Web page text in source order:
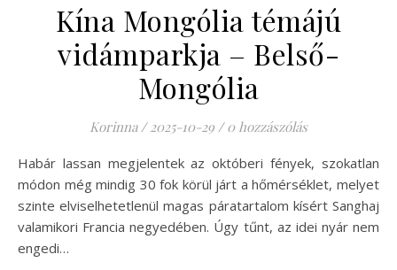
Kína Mongólia témájú
vidámparkja – Belső-
Mongólia
Korinna / 2025-10-29 / 0 hozzászólás
Habár lassan megjelentek az októberi fények, szokatlan
módon még mindig 30 fok körül járt a hőmérséklet, melyet
szinte elviselhetetlenül magas páratartalom kísért Sanghaj
valamikori Francia negyedében. Úgy tűnt, az idei nyár nem
engedi…